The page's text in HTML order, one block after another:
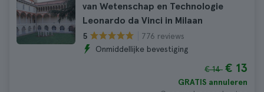
van Wetenschap en Technologie
Leonardo da Vinci in Milaan
5
776 reviews
Onmiddellijke bevestiging
€ 14 € 13
GRATIS annuleren